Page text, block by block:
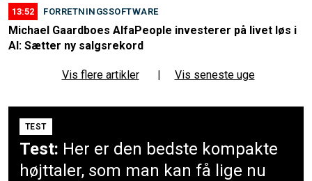
13:52 FORRETNINGSSOFTWARE
Michael Gaardboes AlfaPeople investerer på livet løs i
AI: Sætter ny salgsrekord
Vis flere artikler | Vis seneste uge
TEST
Test: Her er den bedste kompakte
højttaler, som man kan få lige nu